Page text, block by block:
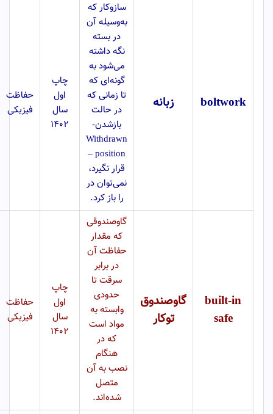
boltwork زبانه
سازوکار که
به‌وسیله آن
در بسته
نگه داشته
می‌شود به
گونه‌ای که
تا زمانی که
در حالت
بازشدن-
Withdrawn
position –
قرار نگیرد،
نمی‌توان در
را باز کرد.
چاپ
اول
سال
۱۴۰۲
حفاظت
فیزیکی
built-in
safe
گاوصندوق
توکار
گاوصندوقی
که مقدار
حفاظت آن
در برابر
سرقت تا
حدودی
وابسته به
مواد است
که در
هنگام
نصب به آن
متصل
شده‌اند.
چاپ
اول
سال
۱۴۰۲
حفاظت
فیزیکی